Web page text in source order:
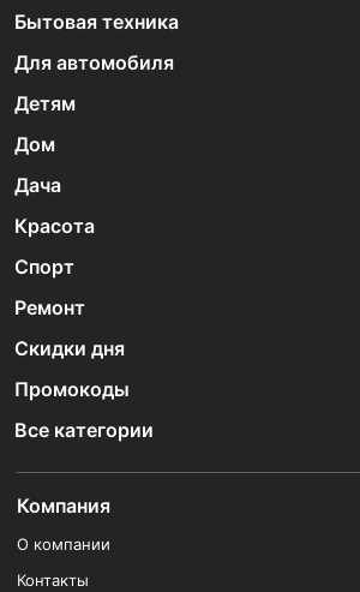
Бытовая техника
Для автомобиля
Детям
Дом
Дача
Красота
Спорт
Ремонт
Скидки дня
Промокоды
Все категории
Компания
О компании
Контакты